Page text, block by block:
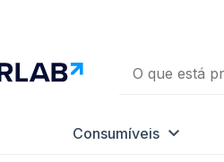
Consumíveis